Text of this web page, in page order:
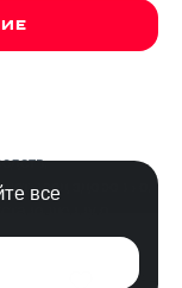
вред здоровью,
18+
все